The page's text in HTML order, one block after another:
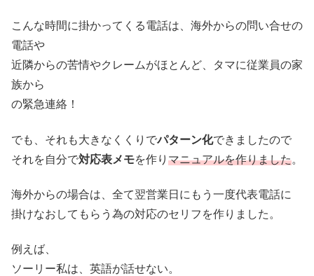
こんな時間に掛かってくる電話は、海外からの問い合せの
電話や
近隣からの苦情やクレームがほとんど、タマに従業員の家
族から
の緊急連絡！
でも、それも大きなくくりでパターン化できましたので
それを自分で対応表メモを作り マニュアルを作りました。
海外からの場合は、全て翌営業日にもう一度代表電話に
掛けなおしてもらう為の対応のセリフを作りました。
例えば、
ソーリー私は、英語が話せない。